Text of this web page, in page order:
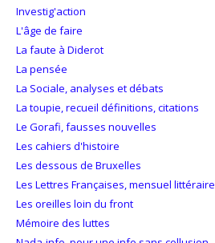
Investig'action
L'âge de faire
La faute à Diderot
La pensée
La Sociale, analyses et débats
La toupie, recueil définitions, citations
Le Gorafi, fausses nouvelles
Les cahiers d'histoire
Les dessous de Bruxelles
Les Lettres Françaises, mensuel littéraire
Les oreilles loin du front
Mémoire des luttes